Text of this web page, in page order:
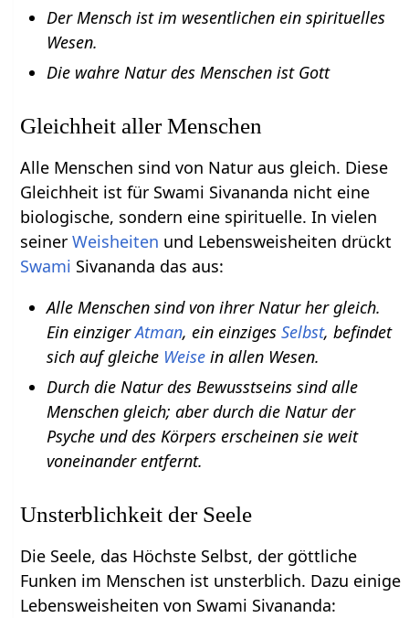
Der Mensch ist im wesentlichen ein spirituelles
Wesen.
Die wahre Natur des Menschen ist Gott
Gleichheit aller Menschen
Alle Menschen sind von Natur aus gleich. Diese
Gleichheit ist für Swami Sivananda nicht eine
biologische, sondern eine spirituelle. In vielen
seinerWeisheiten und Lebensweisheiten drückt
Swami Sivananda das aus:
Alle Menschen sind von ihrer Natur her gleich.
Ein einzigerAtman, ein einziges Selbst, befindet
sich auf gleiche Weisein allen Wesen.
Durch die Natur des Bewusstseins sind alle
Menschen gleich; aber durch die Natur der
Psyche und des Körpers erscheinen sie weit
voneinander entfernt.
Unsterblichkeit der Seele
Die Seele, das Höchste Selbst, der göttliche
Funken im Menschen ist unsterblich. Dazu einige
Lebensweisheiten von Swami Sivananda: